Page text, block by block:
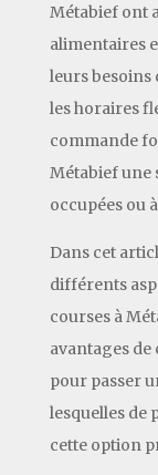
Métabief ont
alimentaires
leurs besoins
les horaires
commande
Métabief une
occupées ou
Dans cet
différents
courses à
avantages de
pour passer
lesquelles de
cette option